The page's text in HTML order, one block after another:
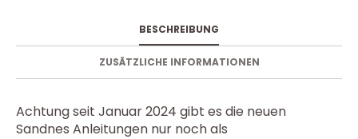
BESCHREIBUNG
ZUSÄTZLICHE INFORMATIONEN
Achtung seit Januar 2024 gibt es die neuen
Sandnes Anleitungen nur noch als